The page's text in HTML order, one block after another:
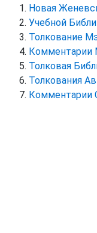
Новая
Учебной
Толкование
Комментарии
Толковая
Толкования
Комментарии